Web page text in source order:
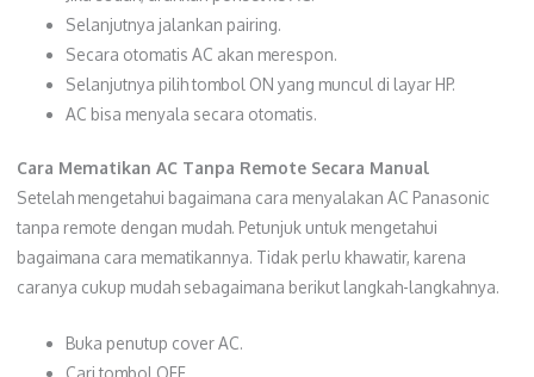
Selanjutnya jalankan pairing.
Secara otomatis AC akan merespon.
Selanjutnya pilih tombol ON yang muncul di layar HP.
AC bisa menyala secara otomatis.
Cara Mematikan AC Tanpa Remote Secara Manual
Setelah mengetahui bagaimana cara menyalakan AC Panasonic
tanpa remote dengan mudah. Petunjuk untuk mengetahui
bagaimana cara mematikannya. Tidak perlu khawatir, karena
caranya cukup mudah sebagaimana berikut langkah-langkahnya.
Buka penutup cover AC.